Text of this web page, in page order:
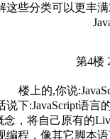
这些分类可以更丰
第4楼
楼上的,你说
说下:JavaScript语
念，将自己原有的
程，像其它脚本